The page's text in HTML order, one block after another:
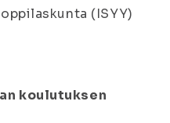
(ISYY)
koulutuksen